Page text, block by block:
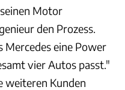
Motor
den Prozess.
Mercedes eine Power
vier Autos passt."
weiteren Kunden